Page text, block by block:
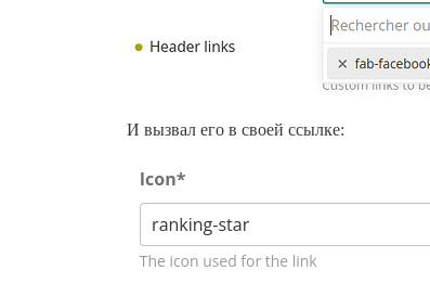
И вызвал его в своей ссылке: